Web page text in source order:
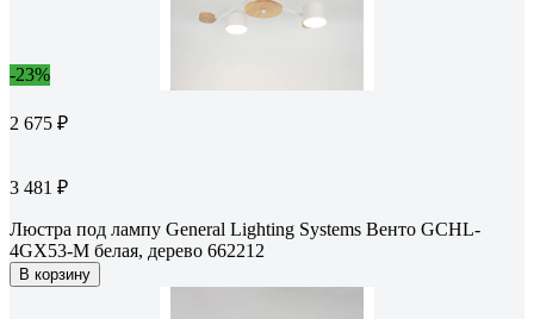
-23%
2 675 ₽
3 481 ₽
Люстра под лампу General Lighting Systems Венто GCHL-
4GX53-M белая, дерево 662212
В корзину